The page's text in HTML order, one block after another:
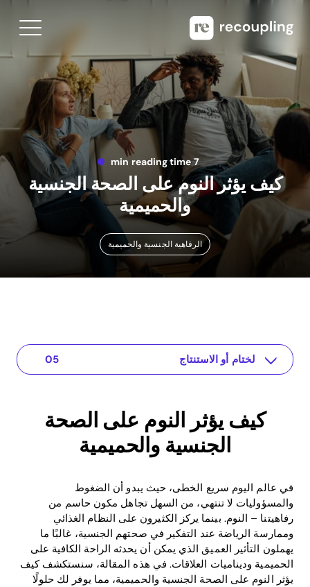
7 min reading time
كيف يؤثر النوم على الصحة الجنسية
والحميمية
الرفاهية الجنسية والحميمية
كيف يؤثر النوم على الصحة الجنسية والحميمية
التطبيق لعلاقتك
فهم المشكلة
حلول عملية أو رؤى
الختام أو الاستنتاج
كيف يؤثر النوم على الصحة
الجنسية والحميمية
في عالم اليوم سريع الخطى، حيث يبدو أن الضغوط
والمسؤوليات لا تنتهي، من السهل تجاهل مكون حاسم من
رفاهيتنا – النوم. بينما يركز الكثيرون على النظام الغذائي
وممارسة الرياضة عند التفكير في صحتهم الجنسية، غالبًا ما
يهملون التأثير العميق الذي يمكن أن يحدثه الراحة الكافية على
الحميمية وديناميات العلاقات. في هذه المقالة، سنستكشف كيف
يؤثر النوم على الصحة الجنسية والحميمية، مما يوفر لك حلولًا